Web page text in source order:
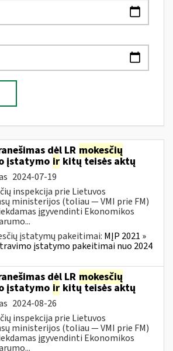
dėl LR mokesčių
įstatymo ir kitų teisės aktų
2024-07-19
inspekcija prie Lietuvos
ministerijos (toliau — VMI prie FM)
įgyvendinti Ekonomikos
įstatymų pakeitimai: MĮP 2021 »
įstatymo pakeitimai nuo 2024
dėl LR mokesčių
įstatymo ir kitų teisės aktų
2024-08-26
inspekcija prie Lietuvos
ministerijos (toliau — VMI prie FM)
įgyvendinti Ekonomikos